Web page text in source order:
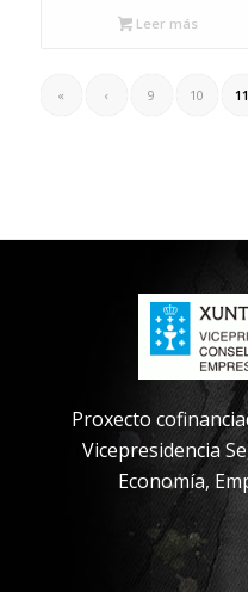
Leer más
« ‹ 9 10 11
Proxecto
Vicepresidencia
Economía,